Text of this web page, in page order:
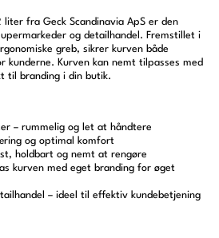
liter fra Geck Scandinavia ApS er den
og detailhandel. Fremstillet i
greb, sikrer kurven både
Kurven kan nemt tilpasses med
til branding i din butik.
– rummelig og let at håndtere
og optimal komfort
holdbart og nemt at rengøre
kurven med eget branding for øget
– ideel til effektiv kundebetjening